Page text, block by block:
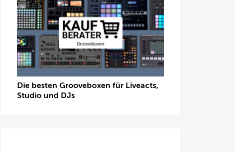
Die besten Grooveboxen für Liveacts,
Studio und DJs